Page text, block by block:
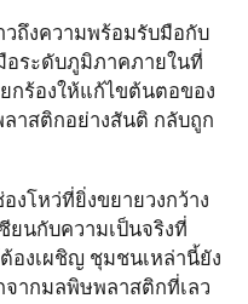
ถึงความพร้อมรับมือกับ
อระดับภูมิภาคภายในที่
กร้องให้แก้ไขต้นตอของ
าสติกอย่างสันติ กลับถูก
งโหว่ที่ยิ่งขยายวงกว้าง
ยนกับความเป็นจริงที่
องเผชิญ ชุมชนเหล่านี้ยัง
ากมลพิษพลาสติกที่เลว